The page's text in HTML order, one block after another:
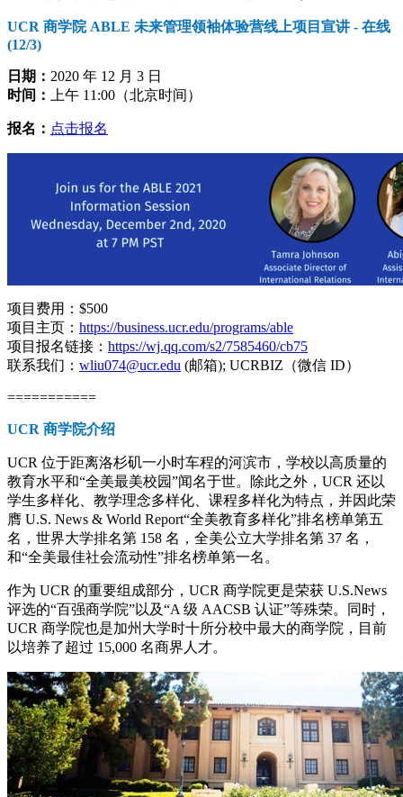
UCR 商学院 ABLE 未来管理领袖体验营线上项目宣讲 - 在线
(12/3)
日期： 2020 年 12 月 3 日
时间：
上午 11:00（北京时间）
报名： 点击报名
项目费用：$500
项目主页： https://business.ucr.edu/programs/able
项目报名链接： https://wj.qq.com/s2/7585460/cb75
联系我们： wliu074@ucr.edu (邮箱); UCRBIZ（微信 ID）
===========
UCR 商学院介绍
UCR 位于距离洛杉矶一小时车程的河滨市，学校以高质量的
教育水平和“全美最美校园”闻名于世。除此之外，UCR 还以
学生多样化、教学理念多样化、课程多样化为特点，并因此荣
膺 U.S. News & World Report“全美教育多样化”排名榜单第五
名，世界大学排名第 158 名，全美公立大学排名第 37 名，
和“全美最佳社会流动性”排名榜单第一名。
作为 UCR 的重要组成部分，UCR 商学院更是荣获 U.S.News
评选的“百强商学院”以及“A 级 AACSB 认证”等殊荣。同时，
UCR 商学院也是加州大学时十所分校中最大的商学院，目前
以培养了超过 15,000 名商界人才。